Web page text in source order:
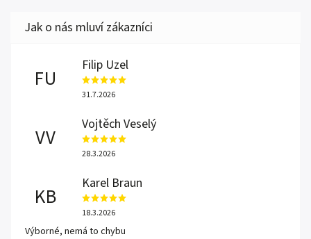
FU
Filip Uzel
31.7.2026
VV
Vojtěch Veselý
28.3.2026
KB
Karel Braun
18.3.2026
Výborné, nemá to chybu